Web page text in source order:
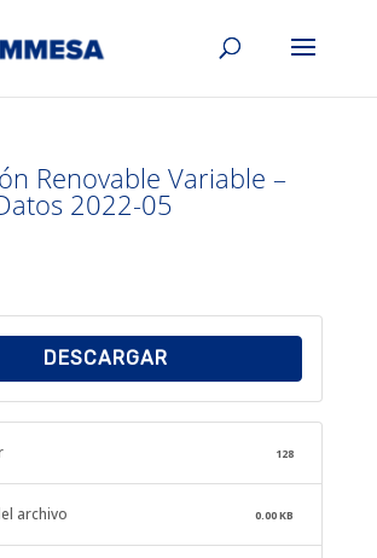
Renovable Variable –
2022-05
DESCARGAR
128
archivo 0.00 KB